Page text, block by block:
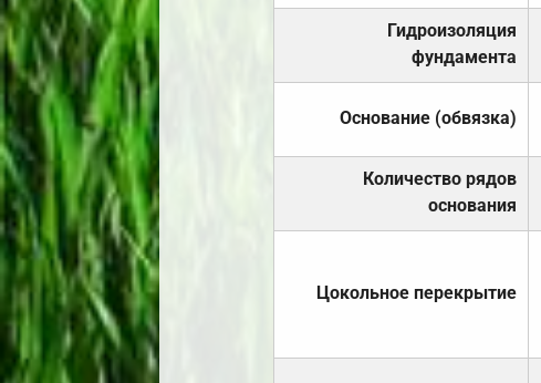
Гидроизоляция
фундамента
Основание (обвязка)
Количество рядов
основания
Цокольное перекрытие